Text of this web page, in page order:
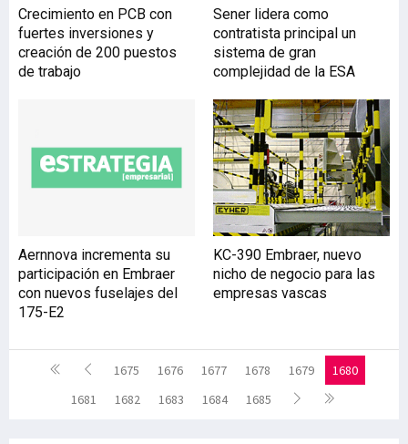
Crecimiento en PCB con
fuertes inversiones y
creación de 200 puestos
de trabajo
Sener lidera como
contratista principal un
sistema de gran
complejidad de la ESA
Aernnova incrementa su
participación en Embraer
con nuevos fuselajes del
175-E2
KC-390 Embraer, nuevo
nicho de negocio para las
empresas vascas
1675 1676 1677 1678 1679
1680
1681
1682 1683 1684 1685